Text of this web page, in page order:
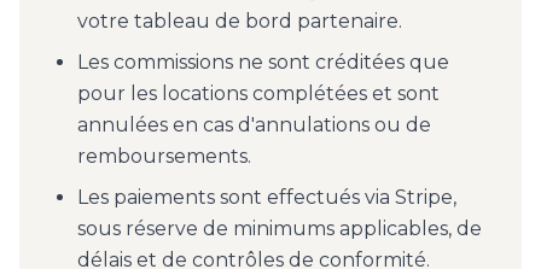
votre tableau de bord partenaire.
Les commissions ne sont créditées que
pour les locations complétées et sont
annulées en cas d'annulations ou de
remboursements.
Les paiements sont effectués via Stripe,
sous réserve de minimums applicables, de
délais et de contrôles de conformité.